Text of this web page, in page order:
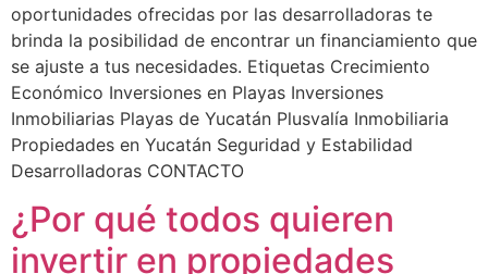
oportunidades ofrecidas por las desarrolladoras te
brinda la posibilidad de encontrar un financiamiento que
se ajuste a tus necesidades. Etiquetas Crecimiento
Económico Inversiones en Playas Inversiones
Inmobiliarias Playas de Yucatán Plusvalía Inmobiliaria
Propiedades en Yucatán Seguridad y Estabilidad
Desarrolladoras CONTACTO
¿Por qué todos quieren
invertir en propiedades